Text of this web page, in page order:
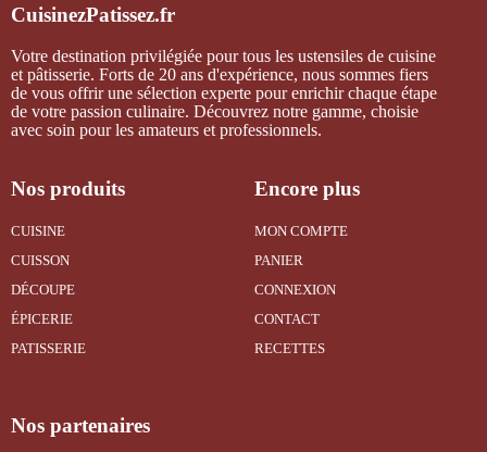
CuisinezPatissez.fr
Votre destination privilégiée pour tous les ustensiles de cuisine
et pâtisserie. Forts de 20 ans d'expérience, nous sommes fiers
de vous offrir une sélection experte pour enrichir chaque étape
de votre passion culinaire. Découvrez notre gamme, choisie
avec soin pour les amateurs et professionnels.
Nos produits
CUISINE
CUISSON
DÉCOUPE
ÉPICERIE
PATISSERIE
Encore plus
MON COMPTE
PANIER
CONNEXION
CONTACT
RECETTES
Nos partenaires